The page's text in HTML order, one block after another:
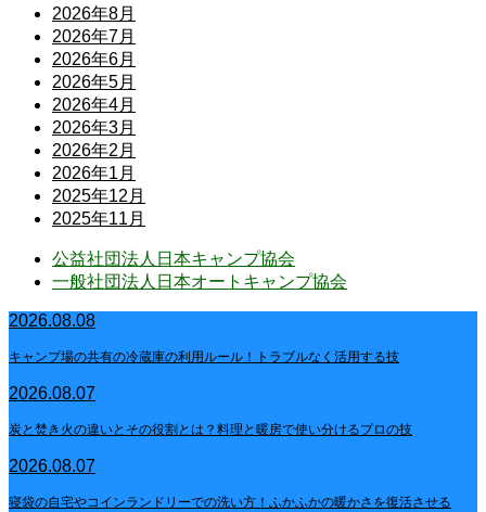
2026年8月
2026年7月
2026年6月
2026年5月
2026年4月
2026年3月
2026年2月
2026年1月
2025年12月
2025年11月
公益社団法人日本キャンプ協会
一般社団法人日本オートキャンプ協会
2026.08.08
キャンプ場の共有の冷蔵庫の利用ルール！トラブルなく活用する技
2026.08.07
炭と焚き火の違いとその役割とは？料理と暖房で使い分けるプロの技
2026.08.07
寝袋の自宅やコインランドリーでの洗い方！ふかふかの暖かさを復活させる